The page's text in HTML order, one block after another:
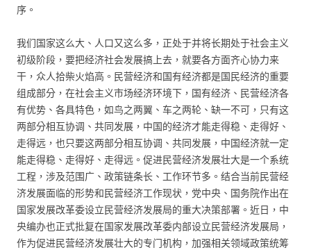
序。
我们国家这么大、人口又这么多，正处于并将长期处于社会主义
初级阶段，要把经济社会发展搞上去，就要各方面齐心协力来
干，众人拾柴火焰高。民营经济和国有经济都是国民经济的重要
组成部分，在社会主义市场经济环境下，国有经济、民营经济各
有优势、各具特色，如鸟之两翼、车之两轮、缺一不可，只有这
两部分相互协调、共同发展，中国的经济才能走得稳、走得好、
走得远，也只要这两部分相互协调、共同发展，中国经济就一定
能走得稳、走得好、走得远。促进民营经济发展壮大是一个系统
工程，涉及范围广、政策链条长、工作环节多。结合当前民营经
济发展面临的形势和民营经济工作现状，党中央、国务院作出在
国家发展改革委设立民营经济发展局的重大决策部署。近日，中
央编办也正式批复在国家发展改革委内部设立民营经济发展局，
作为促进民营经济发展壮大的专门机构，加强相关领域政策统筹